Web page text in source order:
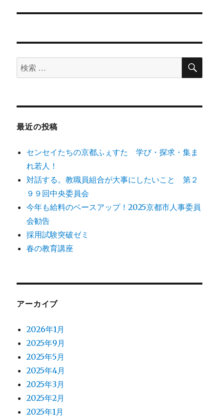
ー
ン
投
検
索
象:
検
最近の投稿
センセイたちの京都ふぇすた 学び・探求・集ま
れ若人！
対話する。教職員組合が大事にしたいこと 第２
９９回中央委員会
今年も給料のベースアップ！2025京都市人事委員
会勧告
採用試験突破ゼミ
春の教育講座
アーカイブ
2026年1月
2025年9月
2025年5月
2025年4月
2025年3月
2025年2月
2025年1月